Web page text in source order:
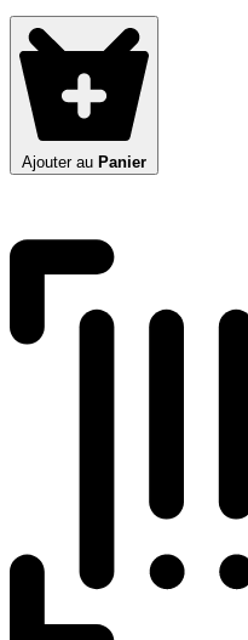
Ajouter au Panier